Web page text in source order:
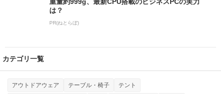
は？
PR(ねとらぼ)
カテゴリ一覧
アウトドアウェア テーブル・椅子 テント